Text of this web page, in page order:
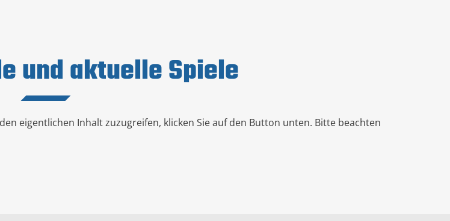
und aktuelle Spiele
eigentlichen Inhalt zuzugreifen, klicken Sie auf den Button unten. Bitte beachten